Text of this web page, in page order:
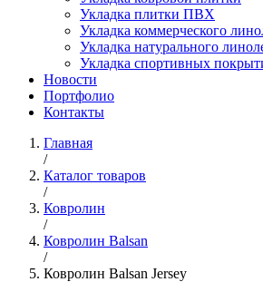
Укладка плитки ПВХ
Укладка коммерческого
Укладка натурального
Укладка спортивных
Новости
Портфолио
Контакты
Главная
/
Каталог товаров
/
Ковролин
/
Ковролин Balsan
/
Ковролин Balsan Jersey